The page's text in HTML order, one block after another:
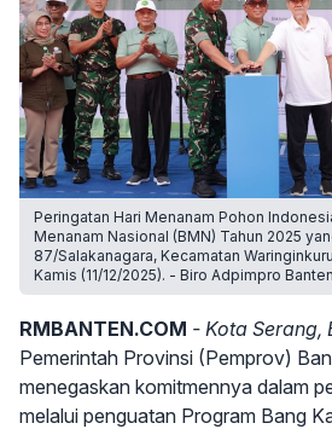
Peringatan Hari Menanam Pohon
Menanam Nasional (BMN) Tahun 2025
87/Salakanagara, Kecamatan
Kamis (11/12/2025). - Biro Adpimpro
RMBANTEN.COM - Kota
Pemerintah Provinsi (Pemprov)
menegaskan komitmennya dalam
melalui penguatan Program Bang